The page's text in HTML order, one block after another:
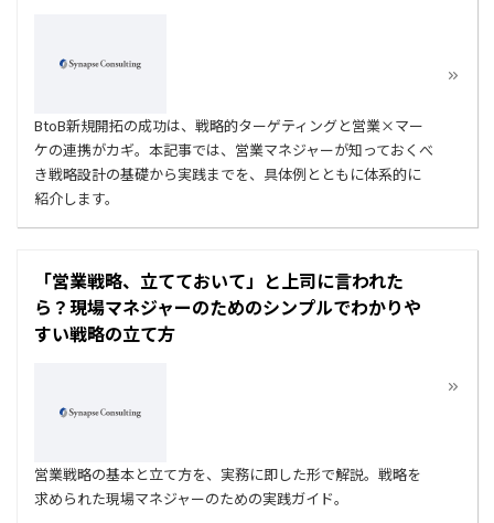
BtoB新規開拓の成功は、戦略的ターゲティングと営業×マー
ケの連携がカギ。本記事では、営業マネジャーが知っておくべ
き戦略設計の基礎から実践までを、具体例とともに体系的に
紹介します。
「営業戦略、立てておいて」と上司に言われた
ら？現場マネジャーのためのシンプルでわかりや
すい戦略の立て方
営業戦略の基本と立て方を、実務に即した形で解説。戦略を
求められた現場マネジャーのための実践ガイド。